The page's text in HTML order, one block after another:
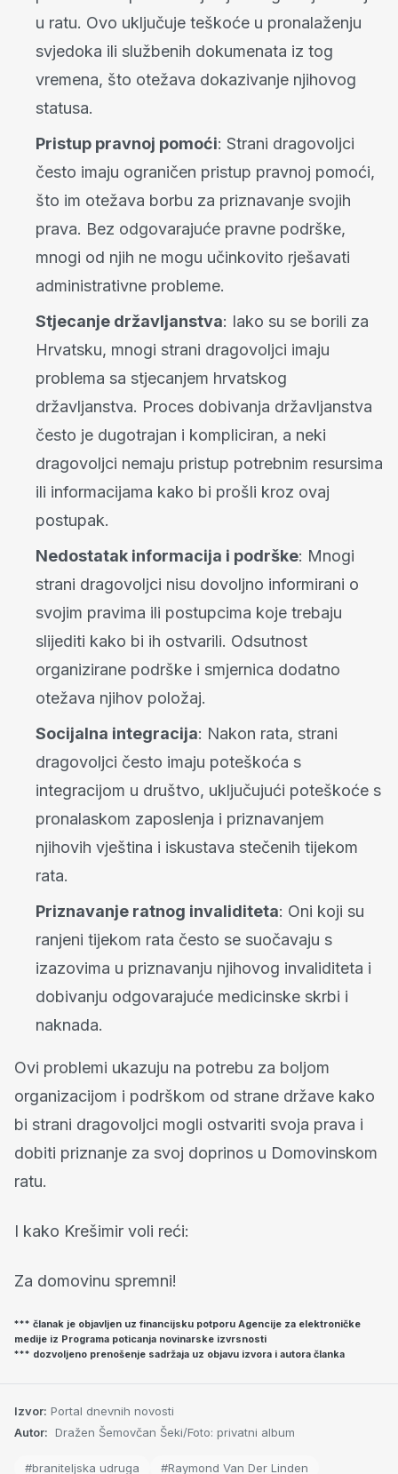
u ratu. Ovo uključuje teškoće u pronalaženju
svjedoka ili službenih dokumenata iz tog
vremena, što otežava dokazivanje njihovog
statusa.
Pristup pravnoj pomoći: Strani dragovoljci
često imaju ograničen pristup pravnoj pomoći,
što im otežava borbu za priznavanje svojih
prava. Bez odgovarajuće pravne podrške,
mnogi od njih ne mogu učinkovito rješavati
administrativne probleme.
Stjecanje državljanstva: Iako su se borili za
Hrvatsku, mnogi strani dragovoljci imaju
problema sa stjecanjem hrvatskog
državljanstva. Proces dobivanja državljanstva
često je dugotrajan i kompliciran, a neki
dragovoljci nemaju pristup potrebnim resursima
ili informacijama kako bi prošli kroz ovaj
postupak.
Nedostatak informacija i podrške: Mnogi
strani dragovoljci nisu dovoljno informirani o
svojim pravima ili postupcima koje trebaju
slijediti kako bi ih ostvarili. Odsutnost
organizirane podrške i smjernica dodatno
otežava njihov položaj.
Socijalna integracija: Nakon rata, strani
dragovoljci često imaju poteškoća s
integracijom u društvo, uključujući poteškoće s
pronalaskom zaposlenja i priznavanjem
njihovih vještina i iskustava stečenih tijekom
rata.
Priznavanje ratnog invaliditeta: Oni koji su
ranjeni tijekom rata često se suočavaju s
izazovima u priznavanju njihovog invaliditeta i
dobivanju odgovarajuće medicinske skrbi i
naknada.
Ovi problemi ukazuju na potrebu za boljom
organizacijom i podrškom od strane države kako
bi strani dragovoljci mogli ostvariti svoja prava i
dobiti priznanje za svoj doprinos u Domovinskom
ratu.
I kako Krešimir voli reći:
Za domovinu spremni!
*** članak je objavljen uz financijsku potporu Agencije za elektroničke
medije iz Programa poticanja novinarske izvrsnosti
*** dozvoljeno prenošenje sadržaja uz objavu izvora i autora članka
Izvor: Portal dnevnih novosti
Autor: Dražen Šemovčan Šeki/Foto: privatni album
#braniteljska udruga
#Raymond Van Der Linden